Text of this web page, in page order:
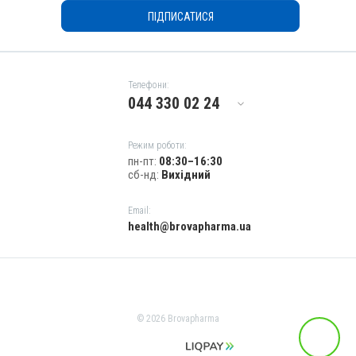
ПІДПИСАТИСЯ
Телефони:
044 330 02 24
Режим роботи:
пн-пт: 08:30–16:30
сб-нд: Вихідний
Email:
health@brovapharma.ua
© 2026 Brovapharma